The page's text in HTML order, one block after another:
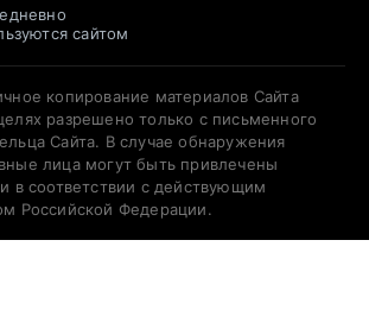
сайтом
копирование материалов Сайта
разрешено только с письменного
Сайта. В случае обнаружения
лица могут быть привлечены
в соответствии с действующим
Российской Федерации.